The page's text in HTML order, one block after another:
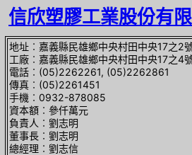
信欣塑膠工業股份有
地址︰嘉義縣民雄鄉中央村田中央17之2
工廠︰嘉義縣民雄鄉中央村田中央17之4
電話︰(05)2262261, (05)2262861
傳真︰(05)2261451
手機︰0932-878085
資本額︰參仟萬元
負責人︰劉志明
董事長︰劉志明
總經理︰劉志信